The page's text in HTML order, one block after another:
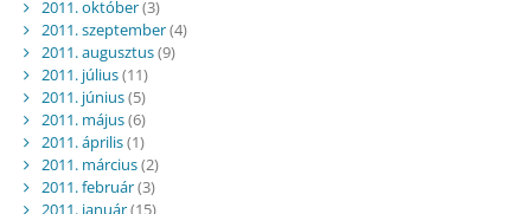
2011. október(3)
2011. szeptember(4)
2011. augusztus(9)
2011. július(11)
2011. június(5)
2011. május(6)
2011. április(1)
2011. március(2)
2011. február(3)
2011. január(15)